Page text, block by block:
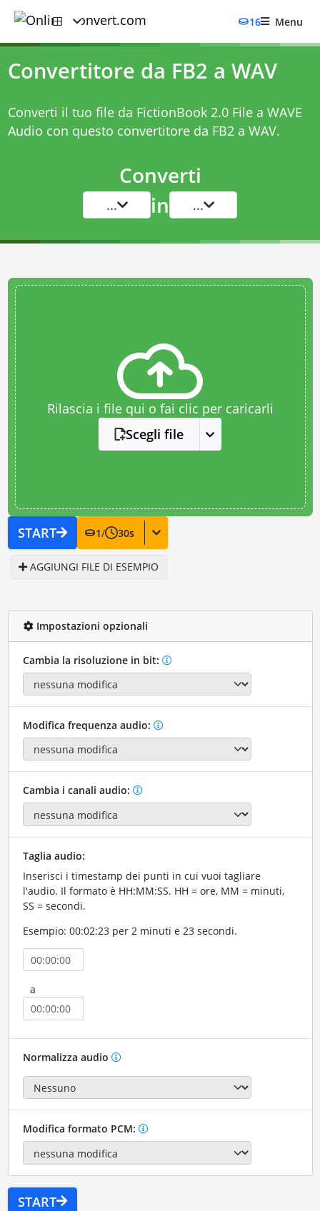
16 Menu
Convertitore da FB2 a WAV
Converti il tuo file da FictionBook 2.0 File a WAVE
Audio con questo convertitore da FB2 a WAV.
Converti
... in ...
Rilascia i file qui o fai clic per caricarli
Scegli file
START 1/ 30s
AGGIUNGI FILE DI ESEMPIO
Impostazioni opzionali
Cambia la risoluzione in bit:
Modifica frequenza audio:
Cambia i canali audio:
Taglia audio:
Inserisci i timestamp dei punti in cui vuoi tagliare
l'audio. Il formato è HH:MM:SS. HH = ore, MM = minuti,
SS = secondi.
Esempio: 00:02:23 per 2 minuti e 23 secondi.
a
Normalizza audio
Modifica formato PCM:
START